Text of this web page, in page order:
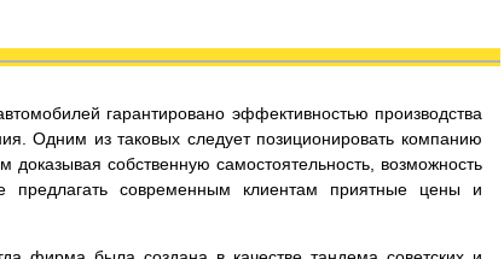
гарантировано эффективностью производства
Одним из таковых следует позиционировать компанию
собственную самостоятельность, возможность
предлагать современным клиентам приятные цены и